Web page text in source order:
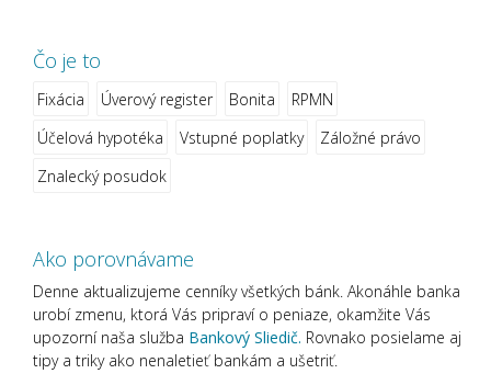
Čo je to
Fixácia Úverový register Bonita
RPMN
Účelová hypotéka
Vstupné poplatky
Záložné právo
Znalecký posudok
Ako porovnávame
Denne aktualizujeme cenníky všetkých bánk. Akonáhle banka
urobí zmenu, ktorá Vás pripraví o peniaze, okamžite Vás
upozorní naša služba Bankový Sliedič. Rovnako posielame aj
tipy a triky ako nenaletieť bankám a ušetriť.